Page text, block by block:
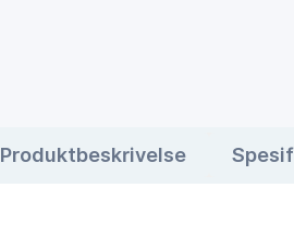
Produktbeskrivelse